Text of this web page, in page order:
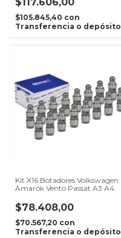
$105.845,40 con
Transferencia o depósito
Kit X16 Botadores Volkswagen
Amarok Vento Passat A3 A4
$78.408,00
$70.567,20 con
Transferencia o depósito